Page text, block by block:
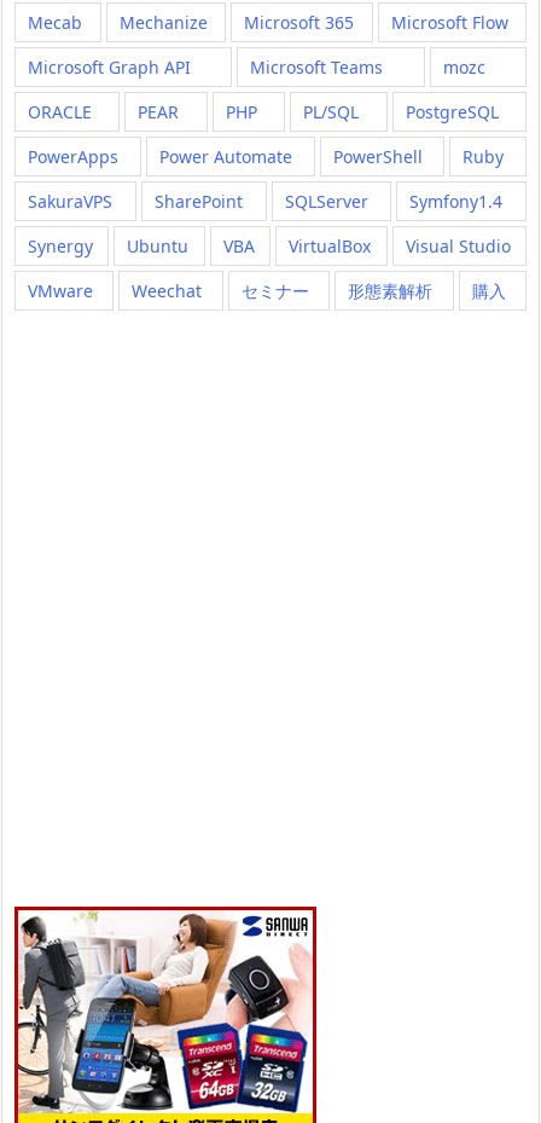
Mecab
Mechanize Microsoft 365
Microsoft Flow
Microsoft Graph API
Microsoft Teams
mozc
ORACLE
PEAR PHP PL/SQL
PostgreSQL
PowerApps
Power Automate PowerShell
Ruby
SakuraVPS
SharePoint SQLServer
Symfony1.4
Synergy
Ubuntu VBA VirtualBox
Visual Studio
VMware
Weechat セミナー 形態素解析 購入